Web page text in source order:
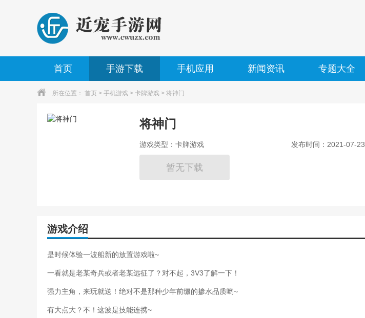
首页 手游下载 手机应用 新闻资讯 专题大全
所在位置： 首页 > 手机游戏 > 卡牌游戏 > 将神门
将神门
游戏类型：卡牌游戏 发布时间：2021-07-23
暂无下载
游戏介绍
是时候体验一波船新的放置游戏啦~
一看就是老某奇兵或者老某远征了？对不起，3V3了解一下！
强力主角，来玩就送！绝对不是那种少年前缀的掺水品质哟~
有大点大？不！这波是技能连携~